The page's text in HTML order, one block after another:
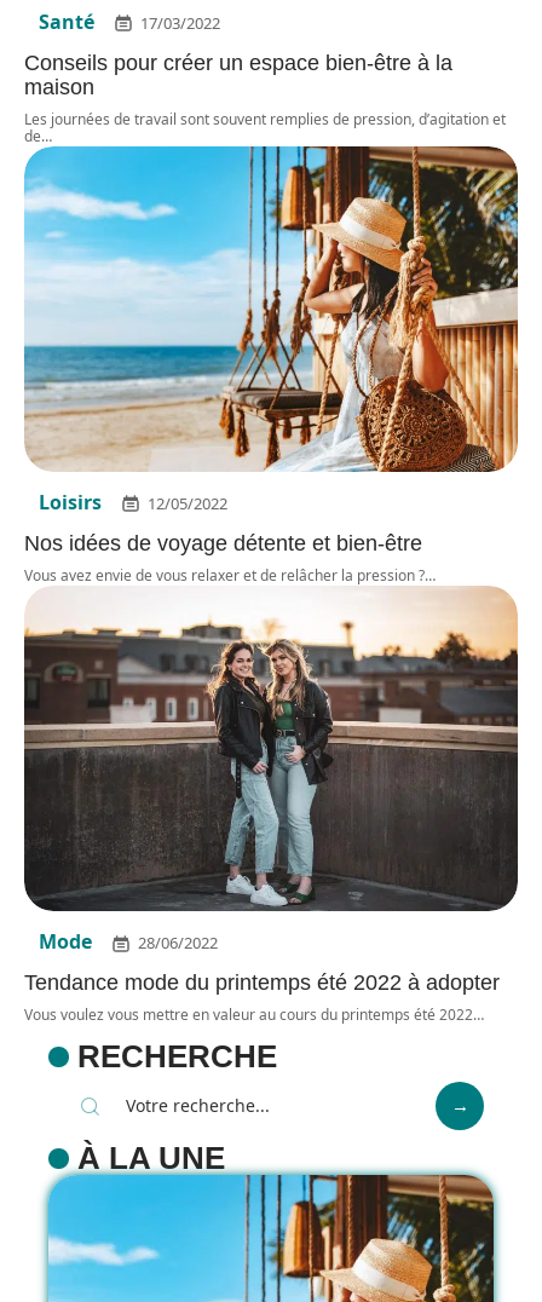
Santé 17/03/2022
Conseils pour créer un espace bien-être à la
maison
Les journées de travail sont souvent remplies de pression, d’agitation et
de…
Loisirs 12/05/2022
Nos idées de voyage détente et bien-être
Vous avez envie de vous relaxer et de relâcher la pression ?…
Mode 28/06/2022
Tendance mode du printemps été 2022 à adopter
Vous voulez vous mettre en valeur au cours du printemps été 2022…
RECHERCHE
À LA UNE